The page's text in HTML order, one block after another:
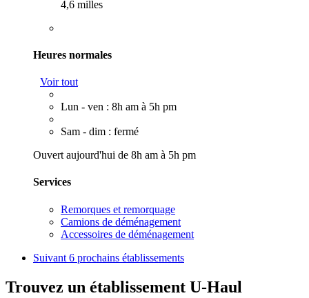
4,6 milles
Heures normales
Voir tout
Lun - ven : 8h am à 5h pm
Sam - dim : fermé
Ouvert aujourd'hui de 8h am à 5h pm
Services
Remorques et remorquage
Camions de déménagement
Accessoires de déménagement
Suivant 6 prochains établissements
Trouvez un établissement U-Haul